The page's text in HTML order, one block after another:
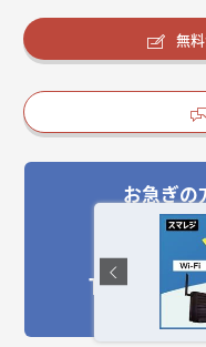
無
お急ぎの
受付時間:
TEL: